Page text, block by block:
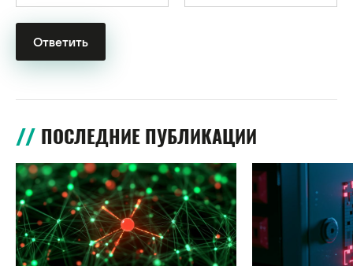
ПОСЛЕДНИЕ ПУБЛИКАЦИИ